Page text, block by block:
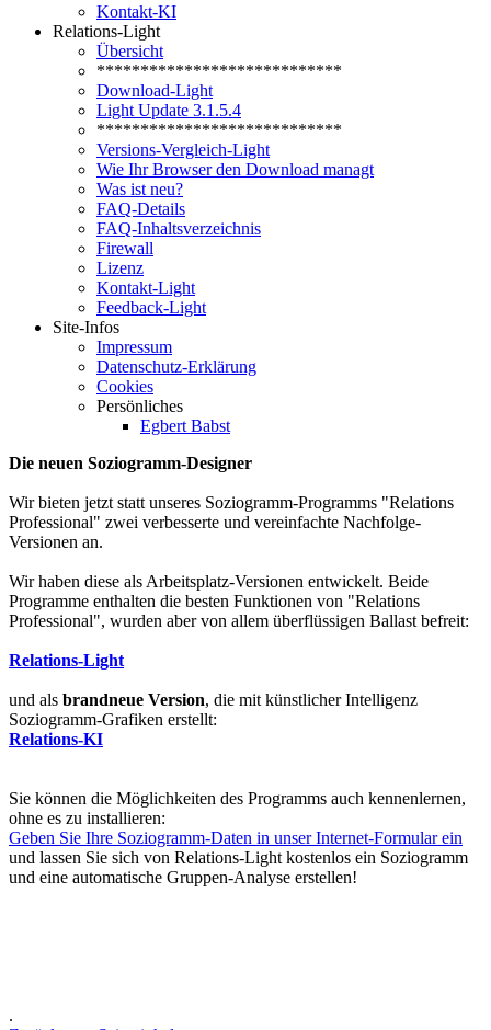
Kontakt-KI
Relations-Light
Übersicht
****************************
Download-Light
Light Update 3.1.5.4
****************************
Versions-Vergleich-Light
Wie Ihr Browser den Download managt
Was ist neu?
FAQ-Details
FAQ-Inhaltsverzeichnis
Firewall
Lizenz
Kontakt-Light
Feedback-Light
Site-Infos
Impressum
Datenschutz-Erklärung
Cookies
Persönliches
Egbert Babst
Die neuen Soziogramm-Designer
Wir bieten jetzt statt unseres Soziogramm-Programms "Relations
Professional" zwei verbesserte und vereinfachte Nachfolge-
Versionen an.
Wir haben diese als Arbeitsplatz-Versionen entwickelt. Beide
Programme enthalten die besten Funktionen von "Relations
Professional", wurden aber von allem überflüssigen Ballast befreit:
Relations-Light
und als brandneue Version, die mit künstlicher Intelligenz
Soziogramm-Grafiken erstellt:
Relations-KI
Sie können die Möglichkeiten des Programms auch kennenlernen,
ohne es zu installieren:
Geben Sie Ihre Soziogramm-Daten in unser Internet-Formular ein
und lassen Sie sich von Relations-Light kostenlos ein Soziogramm
und eine automatische Gruppen-Analyse erstellen!
.